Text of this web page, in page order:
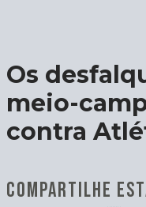
Os
meio-
contra
COMPARTILHE